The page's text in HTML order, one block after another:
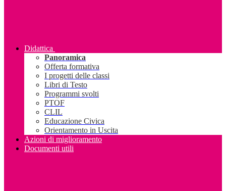
Didattica
Panoramica
Offerta formativa
I progetti delle classi
Libri di Testo
Programmi svolti
PTOF
CLIL
Educazione Civica
Orientamento in Uscita
Azioni di miglioramento
Documenti utili